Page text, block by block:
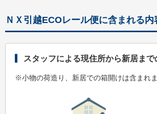
ＮＸ引越ECOレール便に含まれる内
スタッフによる現住所から新居ま
※小物の荷造り、新居での箱開けは含まれ